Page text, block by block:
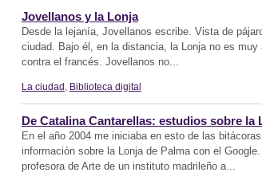
Jovellanos y la Lonja
Desde la lejanía, Jovellanos escribe. Vista de
ciudad. Bajo él, en la distancia, la Lonja no es
contra el francés. Jovellanos no...
La ciudad Biblioteca digital
De Catalina Cantarellas: estudios sobre la
En el año 2004 me iniciaba en esto de las
información sobre la Lonja de Palma con el
profesora de Arte de un instituto madrileño a...